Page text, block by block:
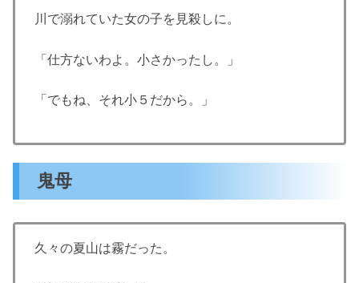
川で溺れていた女の子を見殺しに。
「仕方ないわよ。小さかったし。」
「でもね、それ小５だから。」
鬼母
久々の夏山は霧だった。